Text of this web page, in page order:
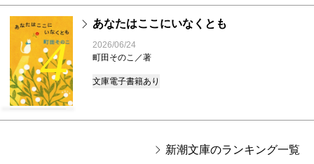
4
あなたはここにいなくとも
2026/06/24
町田そのこ／著
文庫電子書籍あり
新潮文庫のランキング一覧